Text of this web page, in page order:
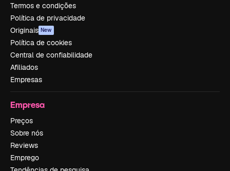
Termos e condições
Política de privacidade
Originais New
Política de cookies
Central de confiabilidade
Afiliados
Empresas
Empresa
Preços
Sobre nós
Reviews
Emprego